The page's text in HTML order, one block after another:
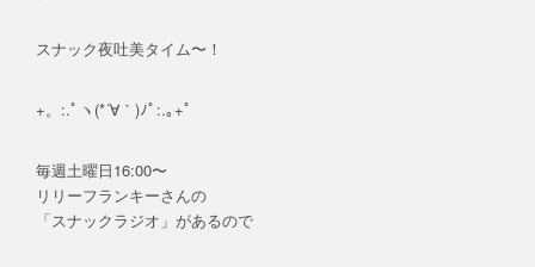
スナック夜吐美タイム〜！
+。:.ﾟヽ(*´∀｀)ﾉﾟ:.｡+ﾟ
毎週土曜日16:00〜
リリーフランキーさんの
「スナックラジオ」があるので